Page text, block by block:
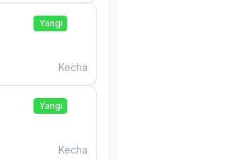
Yangi
Kecha
Yangi
Kecha